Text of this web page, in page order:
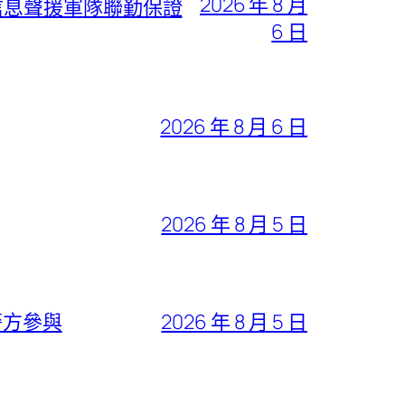
聲援軍隊聯勤保證
6 日
2026 年 8 月 6 日
2026 年 8 月 5 日
參與 2026 年 8 月 5 日